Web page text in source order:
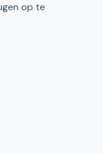
op te